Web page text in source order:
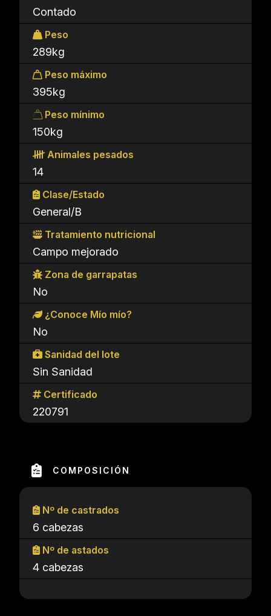
Contado
Peso
289kg
Peso máximo
395kg
Peso mínimo
150kg
Animales pesados
14
Clase/Estado
General/B
Tratamiento nutricional
Campo mejorado
Zona de garrapatas
No
¿Conoce Mío mío?
No
Sanidad del lote
Sin Sanidad
Certificado
220791
COMPOSICIÓN
Nº de castrados
6 cabezas
Nº de astados
4 cabezas